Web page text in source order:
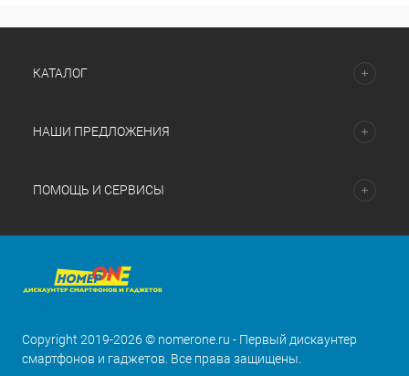
КАТАЛОГ
НАШИ ПРЕДЛОЖЕНИЯ
ПОМОЩЬ И СЕРВИСЫ
Copyright 2019-2026 © nomerone.ru - Первый дискаунтер
смартфонов и гаджетов. Все права защищены.